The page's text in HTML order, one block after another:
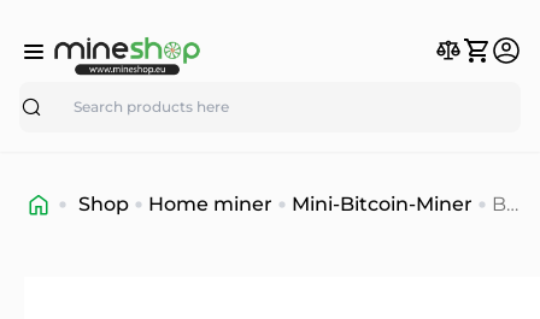
Search
Shop Home miner Mini-Bitcoin-Miner
B